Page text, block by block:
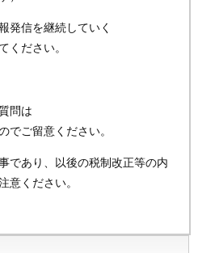
発信を継続していく
ください。
問は
でご留意ください。
であり、以後の税制改正等の内
意ください。